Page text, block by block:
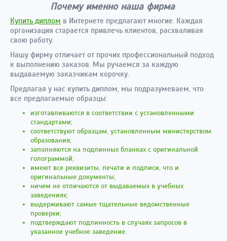
Почему именно наша фирма
Купить диплом в Интернете предлагают многие. Каждая
организация старается привлечь клиентов, расхваливая
свою работу.
Нашу фирму отличает от прочих профессиональный подход
к выполнению заказов. Мы ручаемся за каждую
выдаваемую заказчикам корочку.
Предлагая у нас купить диплом, мы подразумеваем, что
все предлагаемые образцы:
изготавливаются в соответствии с установленными
стандартами;
соответствуют образцам, установленным министерством
образования;
заполняются на подлинных бланках с оригинальной
голограммой;
имеют все реквизиты, печати и подписи, что и
оригинальные документы;
ничем не отличаются от выдаваемых в учебных
заведениях;
выдерживают самые тщательные ведомственные
проверки;
подтверждают подлинность в случаях запросов в
указанное учебное заведение.